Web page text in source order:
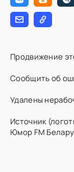
Продвижение
Сообщить об
Удалены
Источник
Юмор FM